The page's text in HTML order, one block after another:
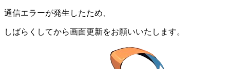
通信エラーが発生したため、
しばらくしてから画面更新をお願いいたします。